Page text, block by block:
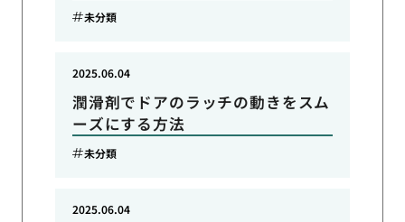
未分類
潤滑剤でドアのラッチの動きをスム
ーズにする方法
2025.06.04
未分類
2025.06.04